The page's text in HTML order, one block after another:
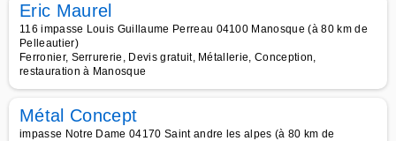
Eric Maurel
116 impasse Louis Guillaume Perreau 04100 Manosque (à 80 km de
Pelleautier)
Ferronier, Serrurerie, Devis gratuit, Métallerie, Conception,
restauration à Manosque
Métal Concept
impasse Notre Dame 04170 Saint andre les alpes (à 80 km de